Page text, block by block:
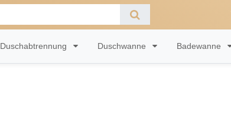
Duschabtrennung Duschwanne Badewanne